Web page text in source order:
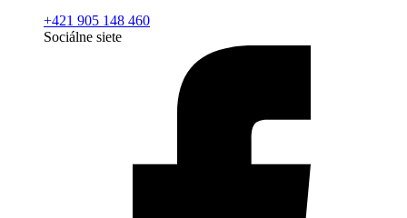
+421 905 148 460
Sociálne siete